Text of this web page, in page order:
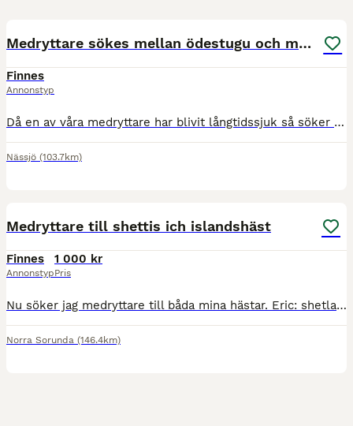
Medryttare sökes mellan ödestugu och malmbäck
Finnes
Annonstyp
Då en av våra medryttare har blivit långtidssjuk så söker vi en självgående och ansvarstagande medryttare till 8 årigt sto som står mellan malmbäck och ödestugu Det finns belyst ridbana i stallet och
Nässjö (103.7km)
Medryttare till shettis ich islandshäst
Finnes
Annonstyp
1 000 kr
Pris
Nu söker jag medryttare till båda mina hästar. Eric: shetlandsponny, ca 107 hög och suuuupersnäll söker en liten medryttare. Har tävlats i både ponnytrav och monte så han kan springa snabbt. Gärna en
Norra Sorunda (146.4km)